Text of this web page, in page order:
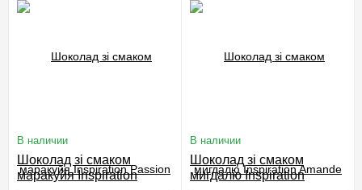
В наличии
Шоколад зі смаком
маракуйя Inspiration
В наличии
Шоколад зі смаком
мигдалю Inspiration